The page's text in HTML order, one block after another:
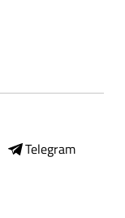
Telegram